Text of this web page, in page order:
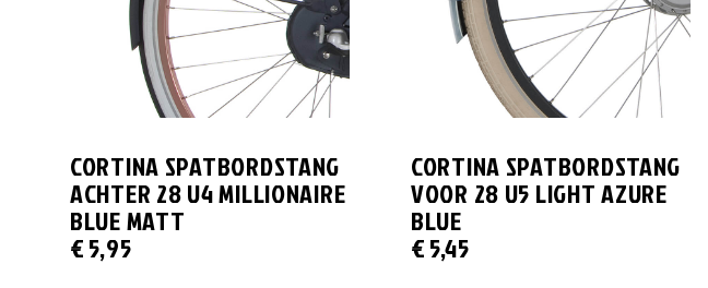
CORTINA SPATBORDSTANG
ACHTER 28 U4 MILLIONAIRE
BLUE MATT
€5,95
CORTINA SPATBORDSTANG
VOOR 28 U5 LIGHT AZURE
BLUE
€5,45